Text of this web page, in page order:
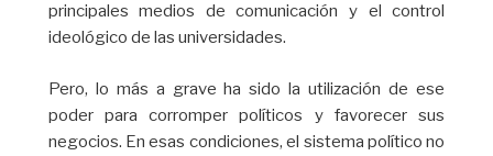
principales medios de comunicación y el control
ideológico de las universidades.
Pero, lo más a grave ha sido la utilización de ese
poder para corromper políticos y favorecer sus
negocios. En esas condiciones, el sistema político no